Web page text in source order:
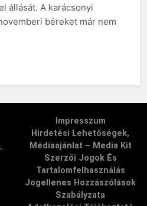
állását. A karácsonyi
béreket már nem
.
Impresszum
Hirdetési Lehetőségek,
Médiaajánlat – Media Kit
Szerzői Jogok És
Tartalomfelhasználás
Jogellenes Hozzászólások
Szabályzata